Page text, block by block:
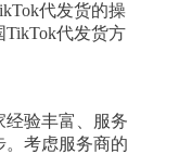
代发货的操
代发货方
经验丰富、服务
。考虑服务商的